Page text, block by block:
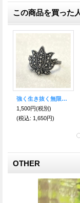
この商品を買った
お守りエアーフレッシュナー ホースシュー 〜アルプスの風の香り〜
598円(税別)
(税込: 658円)
OTHER